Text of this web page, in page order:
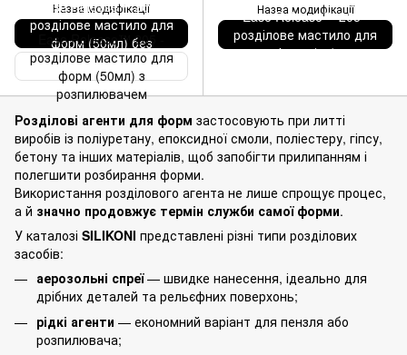
Назва модифікації
Ease Release™ 205 -
розділове мастило для
форм (50мл) без
розпилювача
Ease Release™ 205 -
розділове мастило для
форм (50мл) з
розпилювачем
Назва модифікації
Ease Release™ 205 -
розділове мастило для
форм (1л)
Розділові агенти для форм застосовують при литті
виробів із поліуретану, епоксидної смоли, поліестеру, гіпсу,
бетону та інших матеріалів, щоб запобігти прилипанням і
полегшити розбирання форми.
Використання розділового агента не лише спрощує процес,
а й значно продовжує термін служби самої форми.
У каталозі SILIKONI представлені різні типи розділових
засобів:
аерозольні спреї— швидке нанесення, ідеально для
дрібних деталей та рельєфних поверхонь;
рідкі агенти — економний варіант для пензля або
розпилювача;